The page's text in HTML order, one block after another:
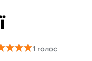
★★★
★★★1 голос